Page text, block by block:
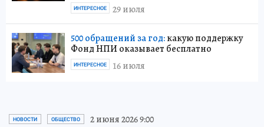
29 июля
ИНТЕРЕСНОЕ
500 обращений за год:какую поддержку
Фонд НПИ оказывает бесплатно
16 июля
ИНТЕРЕСНОЕ
НОВОСТИ ОБЩЕСТВО 2 июня 2026 9:00